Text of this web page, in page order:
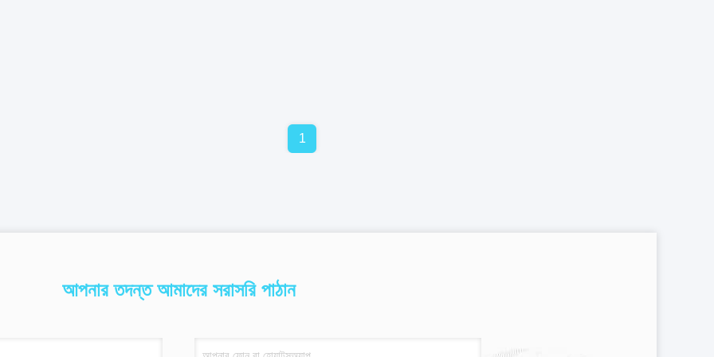
1
আপনার তদন্ত আমাদের সরাসরি পাঠান